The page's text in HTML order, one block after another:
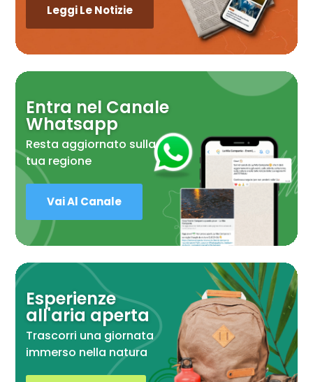
Leggi Le Notizie
Entra nel Canale
Whatsapp
Resta aggiornato sulla
tua regione
Vai Al Canale
Esperienze
all'aria aperta
Trascorri una giornata
immerso nella natura